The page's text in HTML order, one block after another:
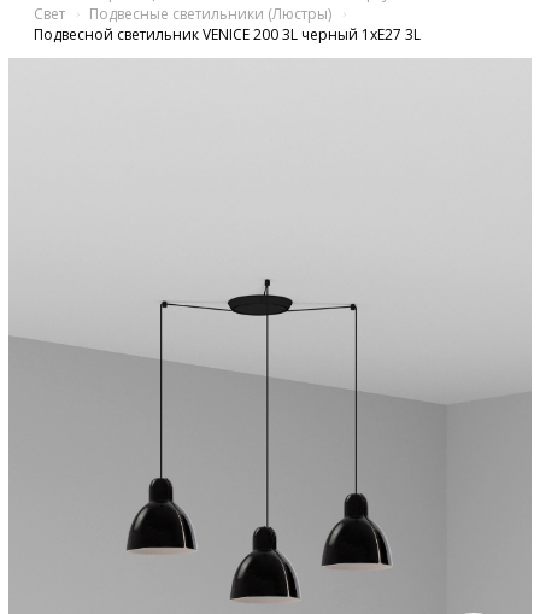
Свет
Подвесные светильники (Люстры)
Подвесной светильник VENICE 200 3L черный 1xE27 3L